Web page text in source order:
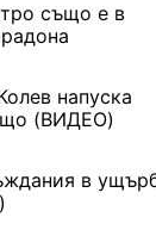
също е в
напуска
(ВИДЕО)
в